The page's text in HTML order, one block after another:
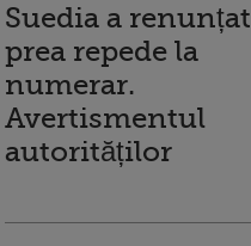
Suedia a renunțat
prea repede la
numerar.
Avertismentul
autorităților